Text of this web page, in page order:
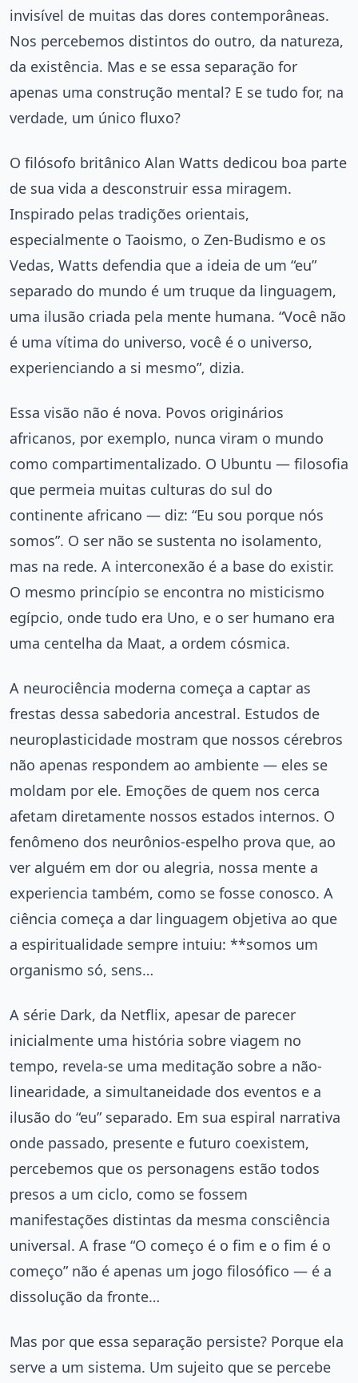
invisível de muitas das dores contemporâneas.
Nos percebemos distintos do outro, da natureza,
da existência. Mas e se essa separação for
apenas uma construção mental? E se tudo for, na
verdade, um único fluxo?
O filósofo britânico Alan Watts dedicou boa parte
de sua vida a desconstruir essa miragem.
Inspirado pelas tradições orientais,
especialmente o Taoismo, o Zen-Budismo e os
Vedas, Watts defendia que a ideia de um “eu”
separado do mundo é um truque da linguagem,
uma ilusão criada pela mente humana. “Você não
é uma vítima do universo, você é o universo,
experienciando a si mesmo”, dizia.
Essa visão não é nova. Povos originários
africanos, por exemplo, nunca viram o mundo
como compartimentalizado. O Ubuntu — filosofia
que permeia muitas culturas do sul do
continente africano — diz: “Eu sou porque nós
somos”. O ser não se sustenta no isolamento,
mas na rede. A interconexão é a base do existir.
O mesmo princípio se encontra no misticismo
egípcio, onde tudo era Uno, e o ser humano era
uma centelha da Maat, a ordem cósmica.
A neurociência moderna começa a captar as
frestas dessa sabedoria ancestral. Estudos de
neuroplasticidade mostram que nossos cérebros
não apenas respondem ao ambiente — eles se
moldam por ele. Emoções de quem nos cerca
afetam diretamente nossos estados internos. O
fenômeno dos neurônios-espelho prova que, ao
ver alguém em dor ou alegria, nossa mente a
experiencia também, como se fosse conosco. A
ciência começa a dar linguagem objetiva ao que
a espiritualidade sempre intuiu: **somos um
organismo só, sens…
A série Dark, da Netflix, apesar de parecer
inicialmente uma história sobre viagem no
tempo, revela-se uma meditação sobre a não-
linearidade, a simultaneidade dos eventos e a
ilusão do “eu” separado. Em sua espiral narrativa
onde passado, presente e futuro coexistem,
percebemos que os personagens estão todos
presos a um ciclo, como se fossem
manifestações distintas da mesma consciência
universal. A frase “O começo é o fim e o fim é o
começo” não é apenas um jogo filosófico — é a
dissolução da fronte…
Mas por que essa separação persiste? Porque ela
serve a um sistema. Um sujeito que se percebe